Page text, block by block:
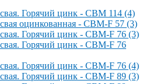
Горячий цинк - СВМ 114 (4)
оцинкованная - СВМ-F 57 (3)
Горячий цинк - СВМ-F 76 (3)
Горячий цинк - СВМ-F 76
Горячий цинк - СВМ-F 76 (4)
Горячий цинк - СВМ-F 89 (3)